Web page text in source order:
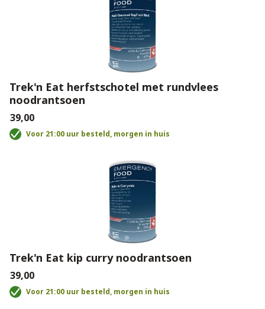
Trek'n Eat herfstschotel met rundvlees
noodrantsoen
€39,00
Voor 21:00 uur besteld, morgen in huis
Trek'n Eat kip curry noodrantsoen
€39,00
Voor 21:00 uur besteld, morgen in huis